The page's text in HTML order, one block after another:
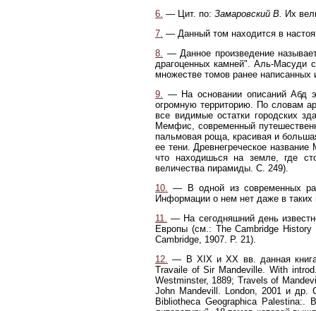
6. — Цит. по: Замаровский В. Их
7. — Данный том находится в
8. — Данное произведение
драгоценных камней". Аль-Масуди
множестве томов ранее написанных
9. — На основании описаний Абд
огромную территорию. По словам
все видимые остатки городских
Мемфис, современный
пальмовая роща, красивая и
ее тени. Древнегреческое
что находишься на земле, где
величества пирамиды. С. 249).
10. — В одной из современных
Информации о нем нет даже в таких
11. — На сегодняшний день
Европы (см.: The Cambridge
Cambridge, 1907. P. 21).
12. — В XIX и XX вв. данная
Travaile of Sir Mandeville. With
Westminster, 1889; Travels of
John Mandevill. London, 2001 и др.
Bibliotheca Geographica